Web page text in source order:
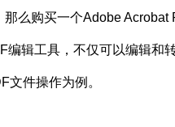
么购买一个Adobe
辑工具，不仅可以编辑和
文件操作为例。